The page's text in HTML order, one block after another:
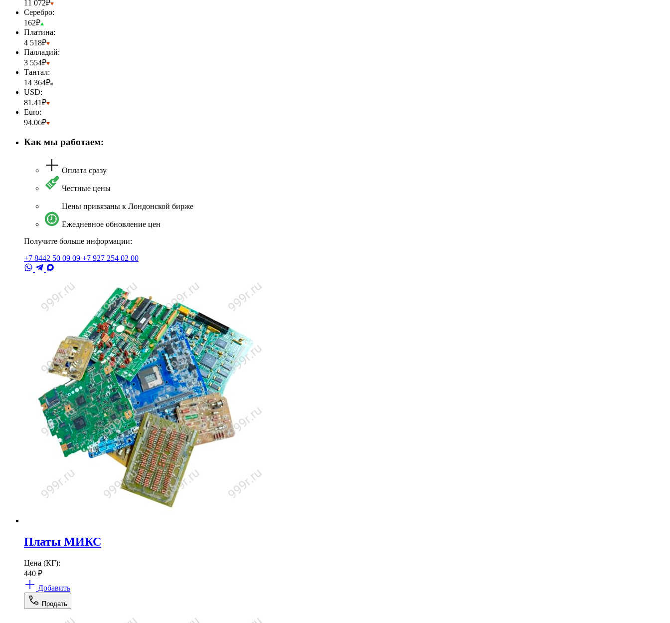
11 072₽
Серебро:
162₽
Платина:
4 518₽
Палладий:
3 554₽
Тантал:
14 364₽
USD:
81.41₽
Euro:
94.06₽
Как мы работаем:
Оплата сразу
Честные цены
Цены привязаны к Лондонской бирже
Ежедневное обновление цен
Получите больше информации:
+7 8442 50 09 09 +7 927 254 02 00
Платы МИКС
Цена (КГ):
440 ₽
Добавить
Продать